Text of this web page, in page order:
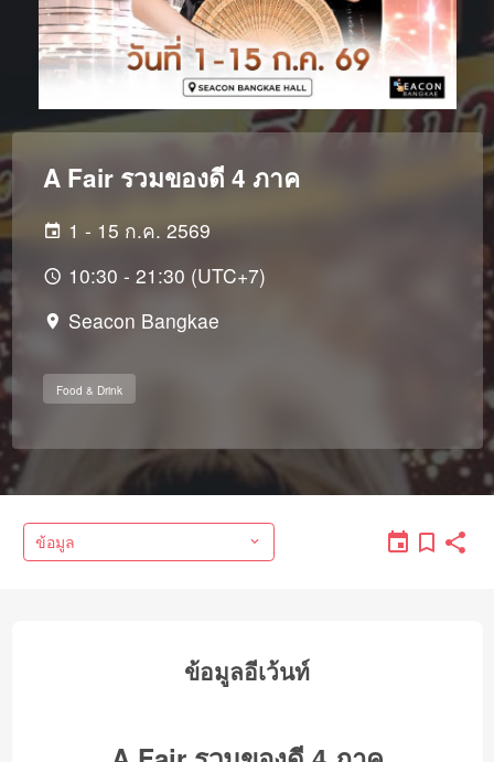
A Fair รวมของดี 4 ภาค
1 - 15 ก.ค. 2569
10:30 - 21:30 (UTC+7)
Seacon Bangkae
Food & Drink
ข้อมูล
ข้อมูลอีเว้นท์